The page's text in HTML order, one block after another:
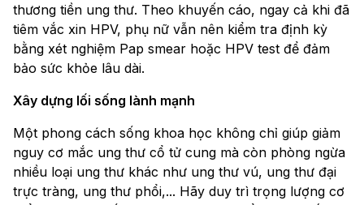
thương tiền ung thư. Theo khuyến cáo, ngay cả khi đã
tiêm vắc xin HPV, phụ nữ vẫn nên kiểm tra định kỳ
bằng xét nghiệm Pap smear hoặc HPV test để đảm
bảo sức khỏe lâu dài.
Xây dựng lối sống lành mạnh
Một phong cách sống khoa học không chỉ giúp giảm
nguy cơ mắc ung thư cổ tử cung mà còn phòng ngừa
nhiều loại ung thư khác như ung thư vú, ung thư đại
trực tràng, ung thư phổi,... Hãy duy trì trọng lượng cơ